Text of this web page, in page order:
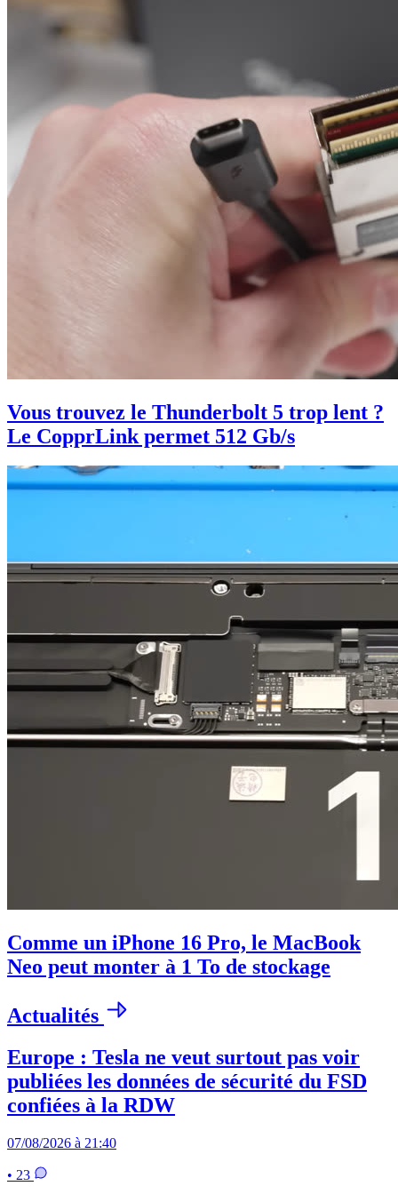
Vous trouvez le Thunderbolt 5 trop lent ?
Le CopprLink permet 512 Gb/s
Comme un iPhone 16 Pro, le MacBook
Neo peut monter à 1 To de stockage
Actualités
Europe : Tesla ne veut surtout pas voir
publiées les données de sécurité du FSD
confiées à la RDW
07/08/2026 à 21:40
• 23